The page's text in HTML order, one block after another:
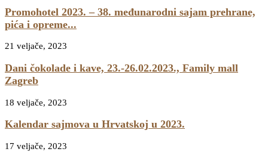
Promohotel 2023. – 38. međunarodni sajam prehrane,
pića i opreme...
21 veljače, 2023
Dani čokolade i kave, 23.-26.02.2023., Family mall
Zagreb
18 veljače, 2023
Kalendar sajmova u Hrvatskoj u 2023.
17 veljače, 2023